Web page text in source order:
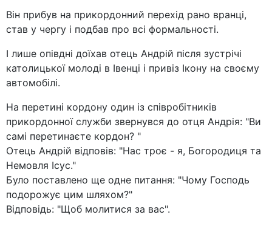
Він прибув на прикордонний перехід рано вранці,
став у чергу і подбав про всі формальності.
І лише опівдні доїхав отець Андрій після зустрічі
католицької молоді в Івенці і привіз Ікону на своєму
автомобілі.
На перетині кордону один із співробітників
прикордонної служби звернувся до отця Андрія: "Ви
самі перетинаєте кордон? "
Отець Андрій відповів: "Нас троє - я, Богородиця та
Немовля Ісус."
Було поставлено ще одне питання: "Чому Господь
подорожує цим шляхом?"
Відповідь: "Щоб молитися за вас".